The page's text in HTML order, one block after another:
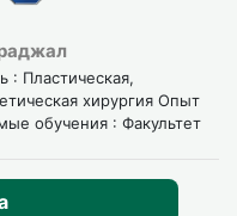
: Пластическая,
хирургия Опыт
обучения : Факультет